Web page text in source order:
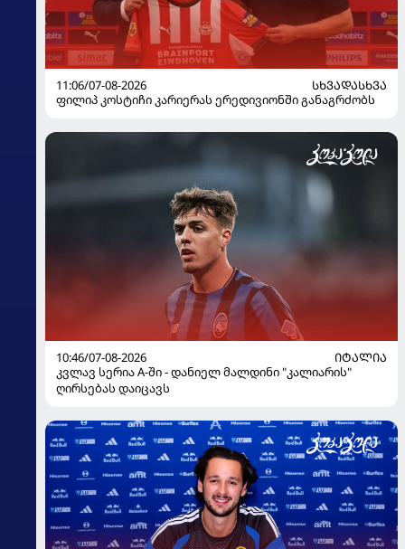
11:06/07-08-2026
ᲡᲮᲕᲐᲓᲐᲡᲮᲕᲐ
ფილიპ კოსტიჩი კარიერას ერედივიონში განაგრძობს
10:46/07-08-2026
ᲘᲢᲐᲚᲘᲐ
კვლავ სერია A-ში - დანიელ მალდინი "კალიარის"
ღირსებას დაიცავს